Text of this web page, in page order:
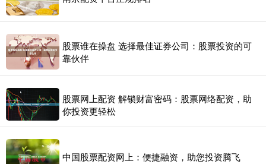
股票谁在操盘 选择最佳证券公司：股票投资的可
靠伙伴
股票网上配资 解锁财富密码：股票网络配资，助
你投资更轻松
中国股票配资网上：便捷融资，助您投资腾飞